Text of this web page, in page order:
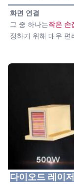
화면 연결
그 중 하나는작은 손
정하기 위해 매우 편
다이오드 레이